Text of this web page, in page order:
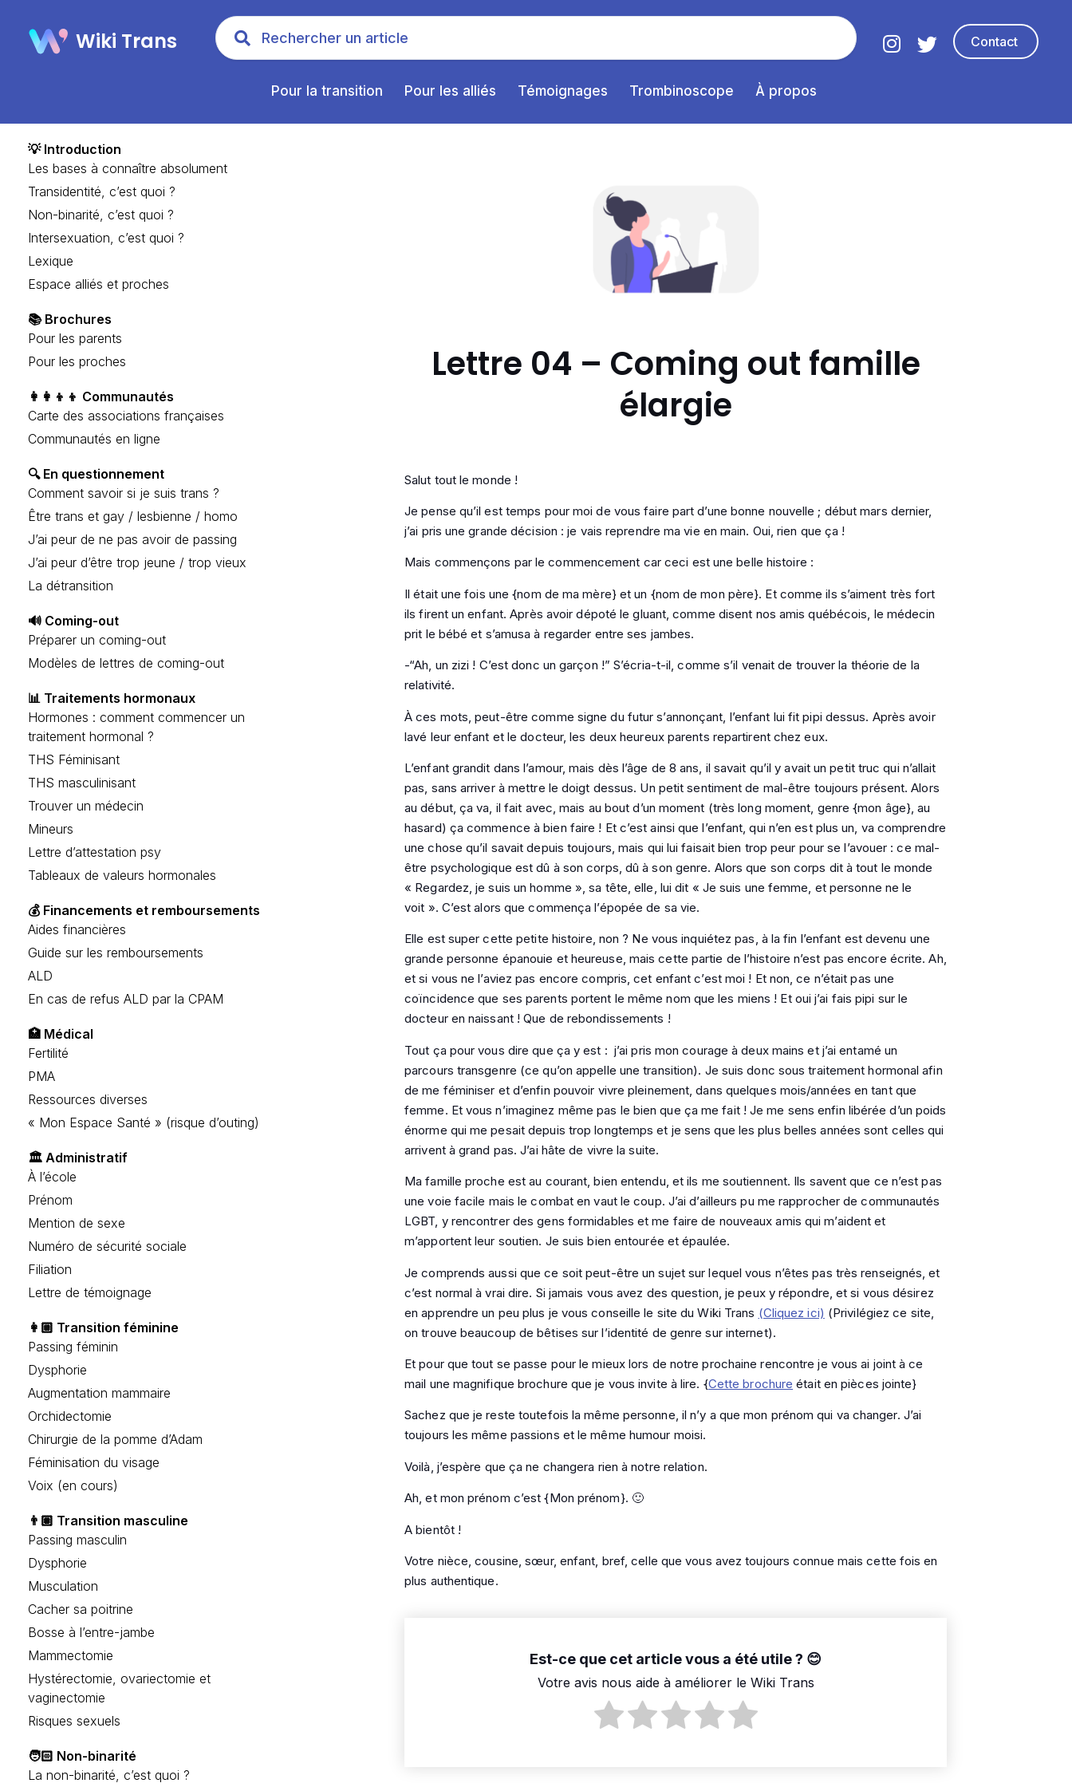
Wiki Trans Contact
Pour la transition Pour les alliés Témoignages Trombinoscope À propos
💡 Introduction
Les bases à connaître absolument
Transidentité, c’est quoi ?
Non-binarité, c’est quoi ?
Intersexuation, c’est quoi ?
Lexique
Espace alliés et proches
📚 Brochures
Pour les parents
Pour les proches
👩‍👩‍👦‍👦 Communautés
Carte des associations françaises
Communautés en ligne
🔍 En questionnement
Comment savoir si je suis trans ?
Être trans et gay / lesbienne / homo
J’ai peur de ne pas avoir de passing
J’ai peur d’être trop jeune / trop vieux
La détransition
🔊 Coming-out
Préparer un coming-out
Modèles de lettres de coming-out
📊 Traitements hormonaux
Hormones : comment commencer un
traitement hormonal ?
THS Féminisant
THS masculinisant
Trouver un médecin
Mineurs
Lettre d’attestation psy
Tableaux de valeurs hormonales
💰 Financements et remboursements
Aides financières
Guide sur les remboursements
ALD
En cas de refus ALD par la CPAM
🏥 Médical
Fertilité
PMA
Ressources diverses
« Mon Espace Santé » (risque d’outing)
🏛️ Administratif
À l’école
Prénom
Mention de sexe
Numéro de sécurité sociale
Filiation
Lettre de témoignage
👩🏼 Transition féminine
Passing féminin
Dysphorie
Augmentation mammaire
Orchidectomie
Chirurgie de la pomme d’Adam
Féminisation du visage
Voix (en cours)
👨🏽 Transition masculine
Passing masculin
Dysphorie
Musculation
Cacher sa poitrine
Bosse à l’entre-jambe
Mammectomie
Hystérectomie, ovariectomie et
vaginectomie
Risques sexuels
🧑🏻 Non-binarité
La non-binarité, c’est quoi ?
Lettre 04 – Coming out famille
élargie
Salut tout le monde !
Je pense qu’il est temps pour moi de vous faire part d’une bonne nouvelle ; début mars dernier,
j’ai pris une grande décision : je vais reprendre ma vie en main. Oui, rien que ça !
Mais commençons par le commencement car ceci est une belle histoire :
Il était une fois une {nom de ma mère} et un {nom de mon père}. Et comme ils s’aiment très fort
ils firent un enfant. Après avoir dépoté le gluant, comme disent nos amis québécois, le médecin
prit le bébé et s’amusa à regarder entre ses jambes.
-“Ah, un zizi ! C’est donc un garçon !” S’écria-t-il, comme s’il venait de trouver la théorie de la
relativité.
À ces mots, peut-être comme signe du futur s’annonçant, l’enfant lui fit pipi dessus. Après avoir
lavé leur enfant et le docteur, les deux heureux parents repartirent chez eux.
L’enfant grandit dans l’amour, mais dès l’âge de 8 ans, il savait qu’il y avait un petit truc qui n’allait
pas, sans arriver à mettre le doigt dessus. Un petit sentiment de mal-être toujours présent. Alors
au début, ça va, il fait avec, mais au bout d’un moment (très long moment, genre {mon âge}, au
hasard) ça commence à bien faire ! Et c’est ainsi que l’enfant, qui n’en est plus un, va comprendre
une chose qu’il savait depuis toujours, mais qui lui faisait bien trop peur pour se l’avouer : ce mal-
être psychologique est dû à son corps, dû à son genre. Alors que son corps dit à tout le monde
« Regardez, je suis un homme », sa tête, elle, lui dit « Je suis une femme, et personne ne le
voit ». C’est alors que commença l’épopée de sa vie.
Elle est super cette petite histoire, non ? Ne vous inquiétez pas, à la fin l’enfant est devenu une
grande personne épanouie et heureuse, mais cette partie de l’histoire n’est pas encore écrite. Ah,
et si vous ne l’aviez pas encore compris, cet enfant c’est moi ! Et non, ce n’était pas une
coïncidence que ses parents portent le même nom que les miens ! Et oui j’ai fais pipi sur le
docteur en naissant ! Que de rebondissements !
Tout ça pour vous dire que ça y est : j’ai pris mon courage à deux mains et j’ai entamé un
parcours transgenre (ce qu’on appelle une transition). Je suis donc sous traitement hormonal afin
de me féminiser et d’enfin pouvoir vivre pleinement, dans quelques mois/années en tant que
femme. Et vous n’imaginez même pas le bien que ça me fait ! Je me sens enfin libérée d’un poids
énorme qui me pesait depuis trop longtemps et je sens que les plus belles années sont celles qui
arrivent à grand pas. J’ai hâte de vivre la suite.
Ma famille proche est au courant, bien entendu, et ils me soutiennent. Ils savent que ce n’est pas
une voie facile mais le combat en vaut le coup. J’ai d’ailleurs pu me rapprocher de communautés
LGBT, y rencontrer des gens formidables et me faire de nouveaux amis qui m’aident et
m’apportent leur soutien. Je suis bien entourée et épaulée.
Je comprends aussi que ce soit peut-être un sujet sur lequel vous n’êtes pas très renseignés, et
c’est normal à vrai dire. Si jamais vous avez des question, je peux y répondre, et si vous désirez
en apprendre un peu plus je vous conseille le site du Wiki Trans (Cliquez ici) (Privilégiez ce site,
on trouve beaucoup de bêtises sur l’identité de genre sur internet).
Et pour que tout se passe pour le mieux lors de notre prochaine rencontre je vous ai joint à ce
mail une magnifique brochure que je vous invite à lire. {Cette brochure était en pièces jointe}
Sachez que je reste toutefois la même personne, il n’y a que mon prénom qui va changer. J’ai
toujours les même passions et le même humour moisi.
Voilà, j’espère que ça ne changera rien à notre relation.
Ah, et mon prénom c’est {Mon prénom}. 🙂
A bientôt !
Votre nièce, cousine, sœur, enfant, bref, celle que vous avez toujours connue mais cette fois en
plus authentique.
Est-ce que cet article vous a été utile ?
Votre avis nous aide à améliorer le Wiki Trans